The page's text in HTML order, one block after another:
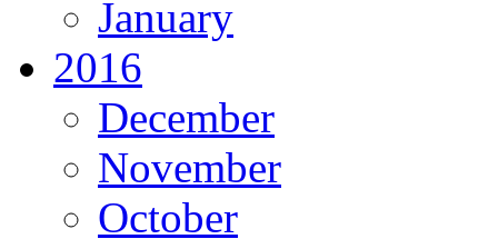
January
2016
December
November
October